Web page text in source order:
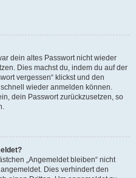
dein altes Passwort nicht wieder
Dies machst du, indem du auf der
vergessen“ klickst und den
wieder anmelden können.
dein Passwort zurückzusetzen, so
„Angemeldet bleiben“ nicht
Dies verhindert den